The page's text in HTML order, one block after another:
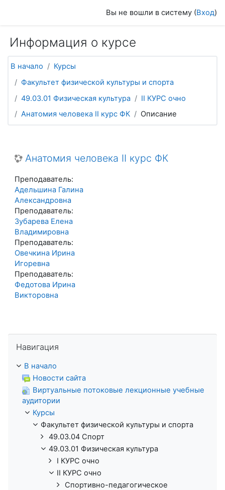
Вы не вошли в систему (Вход)
Информация о курсе
В начало
Курсы
Факультет физической культуры и спорта
49.03.01 Физическая культура
II КУРС очно
Анатомия человека II курс ФК
Описание
Анатомия человека II курс ФК
Преподаватель:
Адельшина Галина
Александровна
Преподаватель:
Зубарева Елена
Владимировна
Преподаватель:
Овечкина Ирина
Игоревна
Преподаватель:
Федотова Ирина
Викторовна
Навигация
В начало
Новости сайта
Виртуальные потоковые лекционные учебные
аудитории
Курсы
Факультет физической культуры и спорта
49.03.04 Спорт
49.03.01 Физическая культура
I КУРС очно
II КУРС очно
Спортивно-педагогическое